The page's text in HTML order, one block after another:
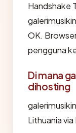
Handshake
OK.
pengguna
Di mana
dihosting
Lithuania via